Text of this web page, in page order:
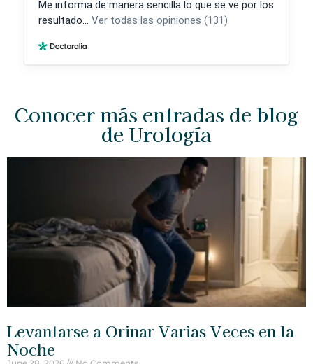
Conocer más entradas de blog
de Urología
Levantarse a Orinar Varias Veces en la
Noche